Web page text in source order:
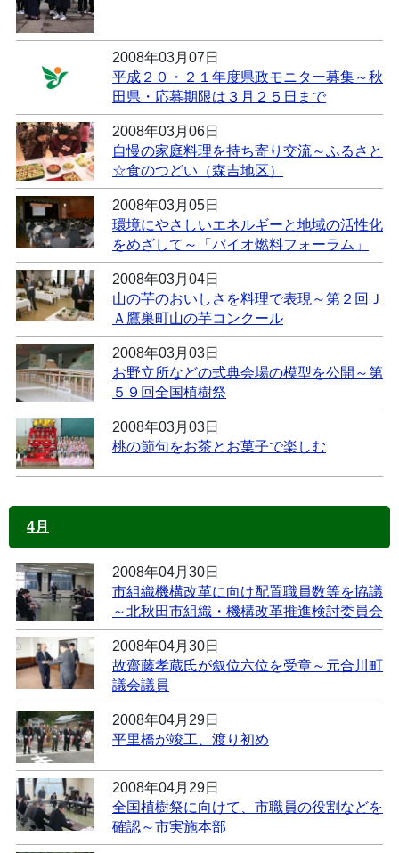
2008年03月07日
平成２０・２１年度県政モニター募集～秋
田県・応募期限は３月２５日まで
2008年03月06日
自慢の家庭料理を持ち寄り交流～ふるさと
☆食のつどい（森吉地区）
2008年03月05日
環境にやさしいエネルギーと地域の活性化
をめざして～「バイオ燃料フォーラム」
2008年03月04日
山の芋のおいしさを料理で表現～第２回Ｊ
Ａ鷹巣町山の芋コンクール
2008年03月03日
お野立所などの式典会場の模型を公開～第
５９回全国植樹祭
2008年03月03日
桃の節句をお茶とお菓子で楽しむ
4月
2008年04月30日
市組織機構改革に向け配置職員数等を協議
～北秋田市組織・機構改革推進検討委員会
2008年04月30日
故齋藤孝蔵氏が叙位六位を受章～元合川町
議会議員
2008年04月29日
平里橋が竣工、渡り初め
2008年04月29日
全国植樹祭に向けて、市職員の役割などを
確認～市実施本部